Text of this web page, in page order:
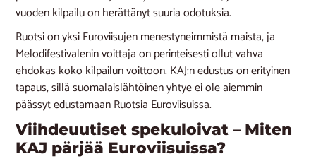
vuoden kilpailu on herättänyt suuria odotuksia.
Ruotsi on yksi Euroviisujen menestyneimmistä maista, ja
Melodifestivalenin voittaja on perinteisesti ollut vahva
ehdokas koko kilpailun voittoon. KAJ:n edustus on erityinen
tapaus, sillä suomalaislähtöinen yhtye ei ole aiemmin
päässyt edustamaan Ruotsia Euroviisuissa.
Viihdeuutiset spekuloivat – Miten
KAJ pärjää Euroviisuissa?